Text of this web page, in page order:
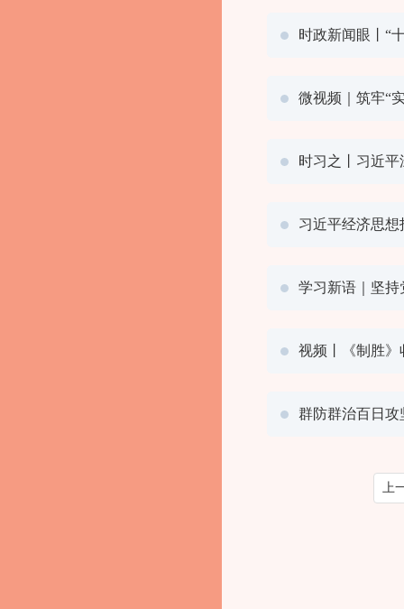
时政新闻眼丨“
微视频｜筑牢“
时习之丨习近
习近平经济思
学习新语｜坚
视频丨《制胜
群防群治百日攻
上